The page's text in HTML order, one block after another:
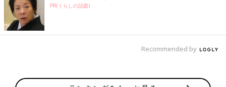
PR(くらしの話題)
Recommended by